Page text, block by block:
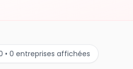
• 0 entreprises affichées